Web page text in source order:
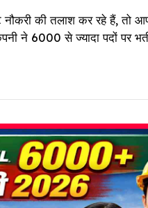
की तलाश कर रहे हैं, तो
ने 6000 से ज्यादा पदों पर